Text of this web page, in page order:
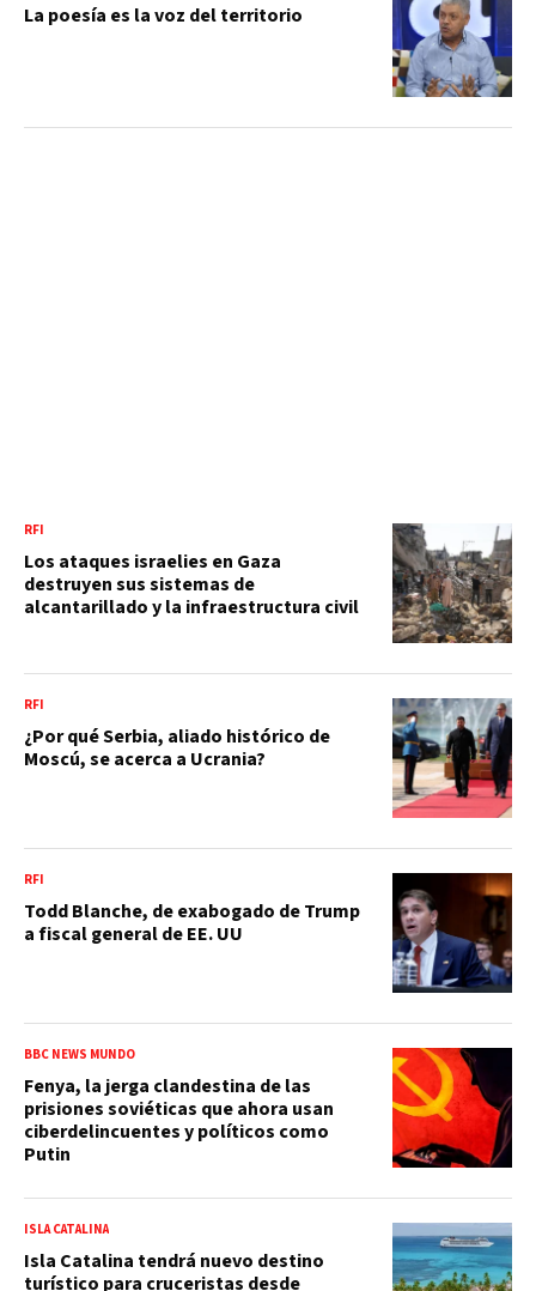
La poesía es la voz del territorio
RFI
Los ataques israelies en Gaza
destruyen sus sistemas de
alcantarillado y la infraestructura civil
RFI
¿Por qué Serbia, aliado histórico de
Moscú, se acerca a Ucrania?
RFI
Todd Blanche, de exabogado de Trump
a fiscal general de EE. UU
BBC NEWS MUNDO
Fenya, la jerga clandestina de las
prisiones soviéticas que ahora usan
ciberdelincuentes y políticos como
Putin
ISLA CATALINA
Isla Catalina tendrá nuevo destino
turístico para cruceristas desde